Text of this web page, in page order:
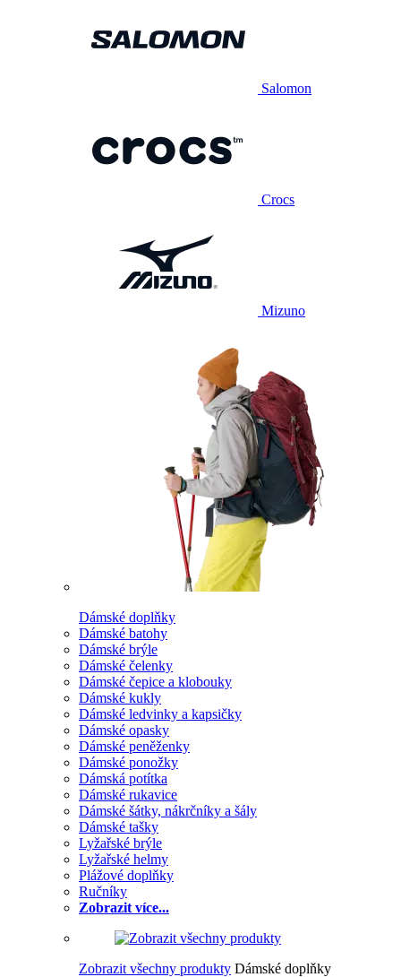
Salomon
Crocs
Mizuno
Dámské doplňky
Dámské batohy
Dámské brýle
Dámské čelenky
Dámské čepice a klobouky
Dámské kukly
Dámské ledvinky a kapsičky
Dámské opasky
Dámské peněženky
Dámské ponožky
Dámská potítka
Dámské rukavice
Dámské šátky, nákrčníky a šály
Dámské tašky
Lyžařské brýle
Lyžařské helmy
Plážové doplňky
Ručníky
Zobrazit více...
Zobrazit všechny produkty Dámské doplňky